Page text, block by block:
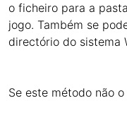
o ficheiro para a
jogo. Também se
directório do sistema
Se este método não